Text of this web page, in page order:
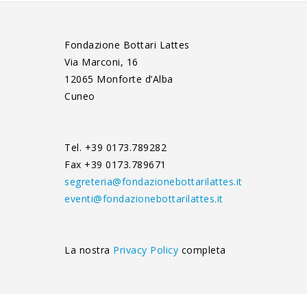
Fondazione Bottari Lattes
Via Marconi, 16
12065 Monforte d’Alba
Cuneo
Tel. +39 0173.789282
Fax +39 0173.789671
segreteria@fondazionebottarilattes.it
eventi@fondazionebottarilattes.it
La nostra Privacy Policy completa